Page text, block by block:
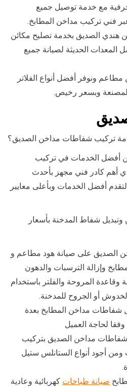
مع خدمة توصيل جميع
عبر فني تركيب مداخن المطابخ.
هندي الصديق بخدمة تصليح مكائن
المعدات الحديثة لصيانة جميع
مطاعم ونوفر أفضل أنواع الفلاتر
وبسعر رخيص.
تركيب شفاطات مداخن الصديق؟
أفضل الخدمات في تركيب
أهم كادر فني مجهز بأحدث
أفضل الخدمات وبأعلى معايير
شفاط المدخنة بأسعار
الصديق على صيانة هود مطاعم و
وإزالة الترسبات والدهون
وقاعدة المروحة والفلتر باستخدام
أو الجروح للمدخنة.
شفاطات مداخن المطابخ بعدة
لحاجة العميل
مداخن الصديق بتركيب
أجود أنواع الستانلس ستيل
صيانة طباخات كهربائية وعادية